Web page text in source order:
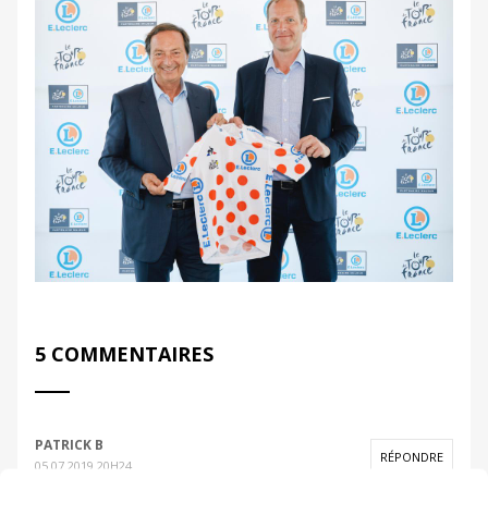
5 COMMENTAIRES
PATRICK B
05.07.2019 20H24
RÉPONDRE